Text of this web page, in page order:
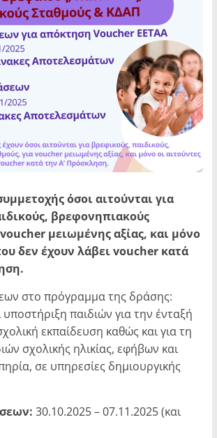
όσοι αιτούνται για
βρεφονηπιακούς
μειωμένης αξίας, και μόνο
δεν έχουν λάβει voucherκατά
στο πρόγραμμα της δράσης:
παιδιών για την ένταξή
εκπαίδευση καθώς και για τη
σχολικής ηλικίας, εφήβων και
σε υπηρεσίες δημιουργικής
30.10.2025 – 07.11.2025 (και